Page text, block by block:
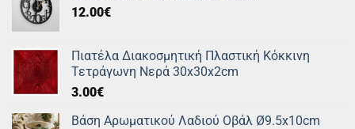
12.00€
Πιατέλα Διακοσμητική Πλαστική Κόκκινη
Τετράγωνη Νερά 30x30x2cm
3.00€
Βάση Αρωματικού Λαδιού Οβάλ Ø9.5x10cm